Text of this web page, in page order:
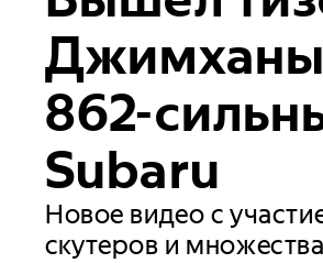
Джимханы:
862-
Subaru
Новое видео с
скутеров и